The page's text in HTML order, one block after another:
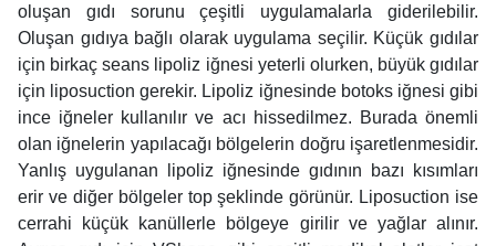
oluşan gıdı sorunu çeşitli uygulamalarla giderilebilir.
Oluşan gıdıya bağlı olarak uygulama seçilir. Küçük gıdılar
için birkaç seans lipoliz iğnesi yeterli olurken, büyük gıdılar
için liposuction gerekir. Lipoliz iğnesinde botoks iğnesi gibi
ince iğneler kullanılır ve acı hissedilmez. Burada önemli
olan iğnelerin yapılacağı bölgelerin doğru işaretlenmesidir.
Yanlış uygulanan lipoliz iğnesinde gıdının bazı kısımları
erir ve diğer bölgeler top şeklinde görünür. Liposuction ise
cerrahi küçük kanüllerle bölgeye girilir ve yağlar alınır.